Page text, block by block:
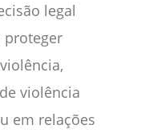
legal
proteger
violência
em relações